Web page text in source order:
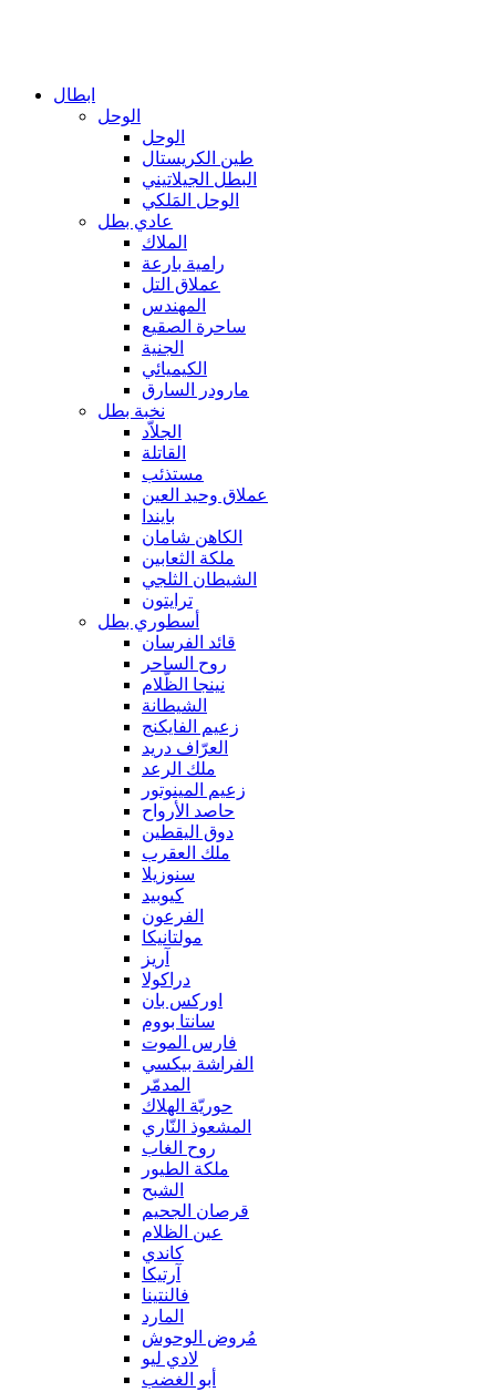
ابطال
الوحل
الوحل
طين الكريستال
البطل الجيلاتيني
الوحل المَلكي
عادي بطل
الملاك
رامية بارعة
عملاق التل
المهندس
ساحرة الصقيع
الجنية
الكيميائي
مارودر السارق
نخبة بطل
الجلاّد
القاتلة
مستذئب
عملاق وحيد العين
بايندا
الكاهن شامان
ملكة الثعابين
الشيطان الثلجي
ترايتون
أسطوري بطل
قائد الفرسان
روح الساحر
نينجا الظّلام
الشيطانة
زعيم الفايكنج
العرّاف دريد
ملك الرعد
زعيم المينوتور
حاصد الأرواح
دوق اليقطين
ملك العقرب
سنوزيلا
كيوبيد
الفرعون
مولتانيكا
آريز
دراكولا
اوركس بان
سانتا بووم
فارس الموت
الفراشة بيكسي
المدمّر
حوريّة الهلاك
المشعوذ النّاري
روح الغاب
ملكة الطيور
الشبح
قرصان الجحيم
عين الظلام
كاندي
آرتيكا
فالنتينا
المارد
مُروض الوحوش
لادي ليو
أبو الغضب